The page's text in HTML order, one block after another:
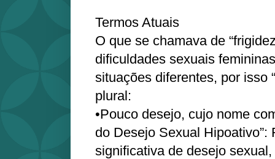
Termos Atuais
O que se chamava de
dificuldades sexuais
situações diferentes, por isso
plural:
•Pouco desejo, cujo nome
do Desejo Sexual Hipoativo”:
significativa de desejo